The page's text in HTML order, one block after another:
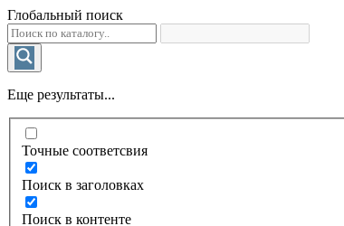
Глобальный поиск
Еще результаты...
Точные соответсвия
Поиск в заголовках
Поиск в контенте